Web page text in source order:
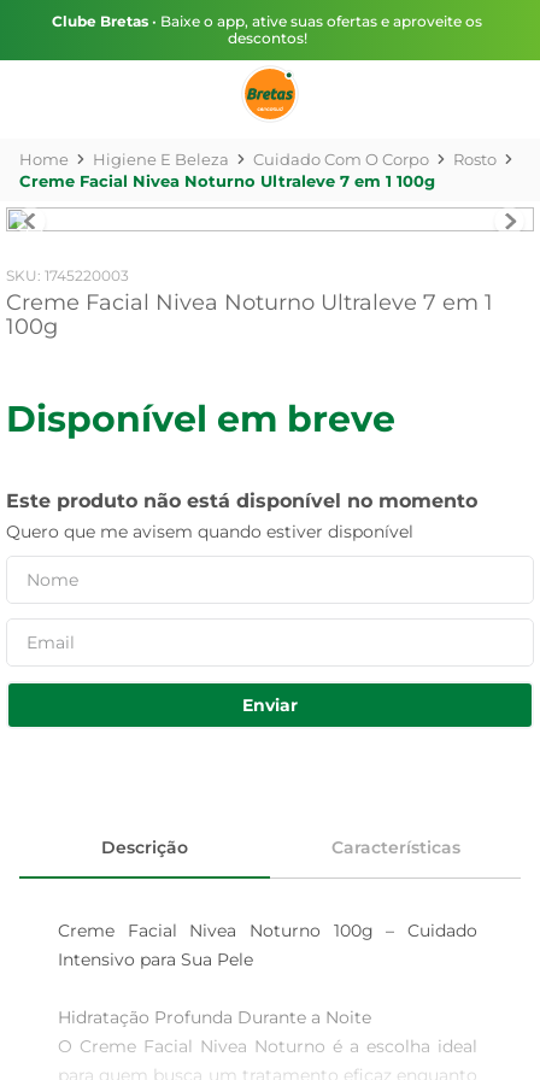
Clube Bretas • Baixe o app, ative suas ofertas e aproveite os
descontos!
Higiene E Beleza Cuidado Com O Corpo
Rosto
Creme Facial Nivea Noturno Ultraleve 7 em 1 100g
: 1745220003
Creme Facial Nivea Noturno Ultraleve 7 em 1
100g
Disponível em breve
Este produto não está disponível no momento
Quero que me avisem quando estiver disponível
Enviar
Descrição Características
Creme Facial Nivea Noturno 100g – Cuidado
Intensivo para Sua Pele
Hidratação Profunda Durante a Noite
O Creme Facial Nivea Noturno é a escolha ideal
para quem busca um tratamento eficaz enquanto